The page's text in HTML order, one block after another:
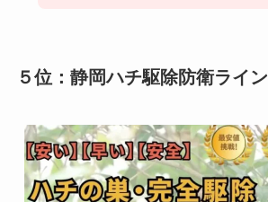
５位：静岡ハチ駆除防衛ライン